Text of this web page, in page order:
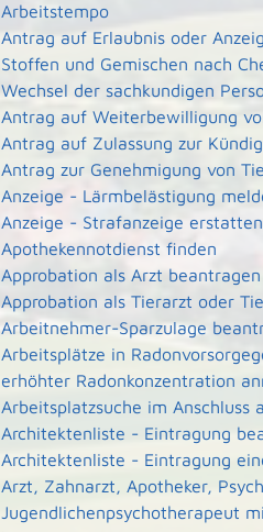
Arbeitstempo
Antrag auf Erlaubnis oder
Stoffen und Gemischen nach
Wechsel der sachkundigen
Antrag auf Weiterbewilligung
Antrag auf Zulassung zur
Antrag zur Genehmigung von
Anzeige - Lärmbelästigung
Anzeige - Strafanzeige erstatten
Apothekennotdienst finden
Approbation als Arzt beantragen
Approbation als Tierarzt oder
Arbeitnehmer-Sparzulage
Arbeitsplätze in
erhöhter Radonkonzentration
Arbeitsplatzsuche im
Architektenliste - Eintragung
Architektenliste - Eintragung
Arzt, Zahnarzt, Apotheker,
Jugendlichenpsychotherapeut